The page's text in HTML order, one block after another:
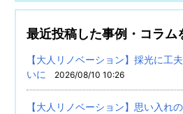
最近投稿した事例・コラム
【大人リノベーション】採光に工
いに
2026/08/10 10:26
【大人リノベーション】思い入れ